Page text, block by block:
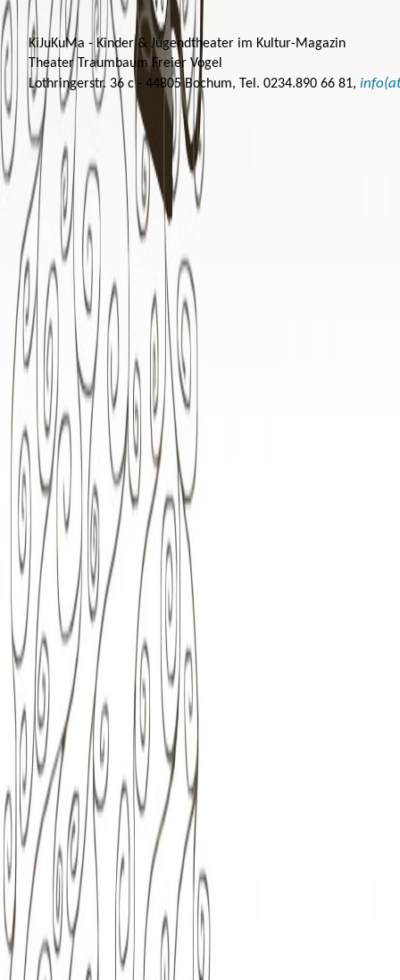
KiJuKuMa - Kinder & Jugendtheater im Kultur-Magazin
Theater Traumbaum Freier Vogel
Lothringerstr. 36 c - 44805 Bochum, Tel. 0234.890 66 81,